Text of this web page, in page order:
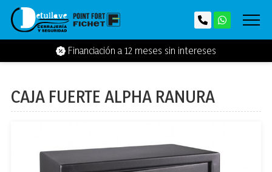
Financiación a 12 meses sin intereses
CAJA FUERTE ALPHA RANURA